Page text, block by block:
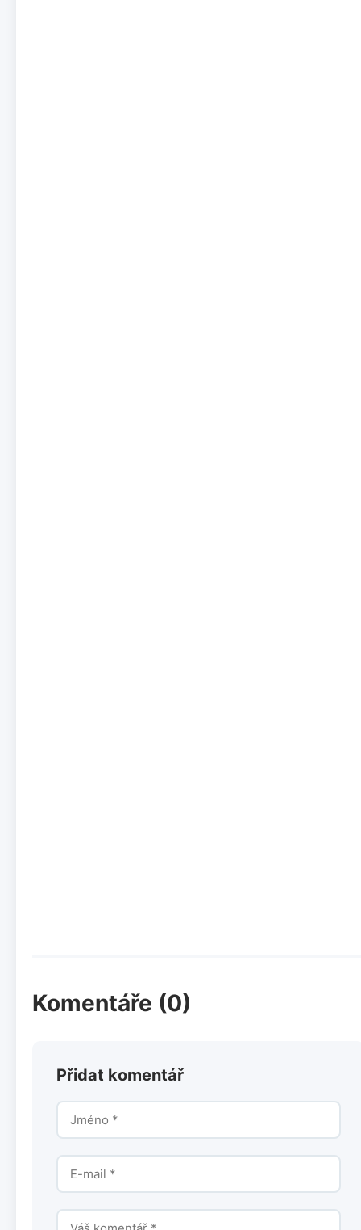
Komentáře (0)
Přidat komentář